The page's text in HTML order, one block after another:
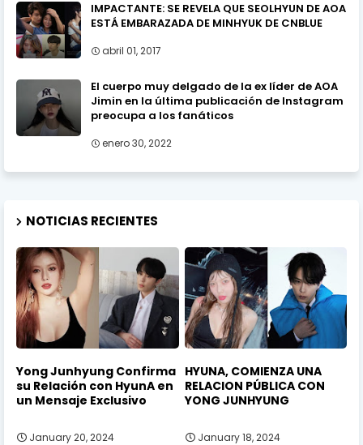
IMPACTANTE: SE REVELA QUE SEOLHYUN DE AOA
ESTÁ EMBARAZADA DE MINHYUK DE CNBLUE
abril 01, 2017
El cuerpo muy delgado de la ex líder de AOA
Jimin en la última publicación de Instagram
preocupa a los fanáticos
enero 30, 2022
NOTICIAS RECIENTES
Yong Junhyung Confirma
su Relación con HyunA en
un Mensaje Exclusivo
January 20, 2024
HYUNA, COMIENZA UNA
RELACION PÚBLICA CON
YONG JUNHYUNG
January 18, 2024